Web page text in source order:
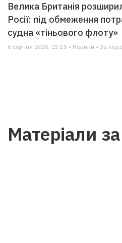
Велика Британія
Росії: під обмеження
судна «тіньового флоту»
6 серпня 2026, 15:15 • Новини • За
Матеріали